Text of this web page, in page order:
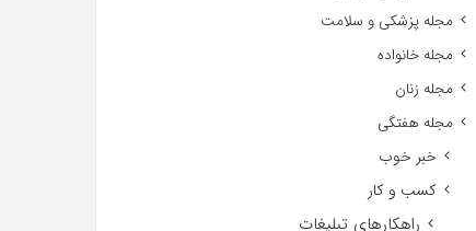
مجله پزشکی و سلامت
مجله خانواده
مجله زنان
مجله هفتگی
خبر خوب
کسب و کار
راهکارهای تبلیغات